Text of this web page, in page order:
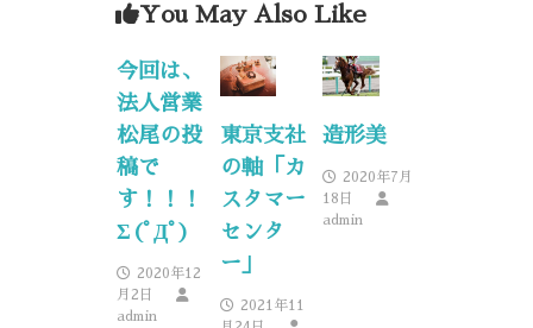
You May Also Like
今回は、
法人営業
松尾の投
稿で
す！！！
Σ(ﾟДﾟ)
2020年12
月2日
admin
東京支社
の軸「カ
スタマー
センタ
ー」
2021年11
造形美
2020年7月
18日
admin